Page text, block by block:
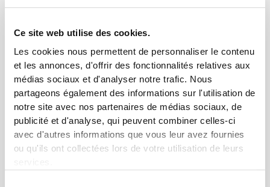
Ce site web utilise des cookies.
Les cookies nous permettent de personnaliser le contenu
et les annonces, d'offrir des fonctionnalités relatives aux
médias sociaux et d'analyser notre trafic. Nous
partageons également des informations sur l'utilisation de
notre site avec nos partenaires de médias sociaux, de
publicité et d'analyse, qui peuvent combiner celles-ci
avec d'autres informations que vous leur avez fournies
ou qu'ils ont collectées lors de votre utilisation de leurs
aux accélérations soudaines et aux changements
CENTRÉ SURL'ESSENTIEL
La taille haute aplatit et maintient la sangle